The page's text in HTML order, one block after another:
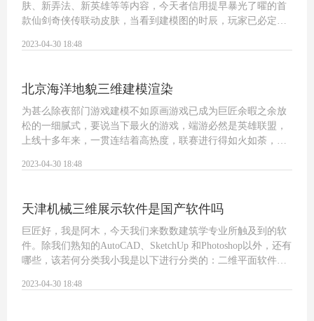
肤、新弄法、新英雄等等内容，今天者信用提早暴光了曜的首
款仙剑奇侠传联动皮肤，当看到建模图的时辰，玩家已必定入
摆布，每当新赛季开启前城市一些新赛…
2023-04-30 18:48
北京海洋地貌三维建模渲染
为甚么除夜部门游戏建模不如原画游戏已成为巨匠余暇之余放
松的一细腻式，要说当下最火的游戏，端游必然是英雄联盟，
上线十多年来，一贯连结着高热度，联赛进行得如火如荼，新
具有属于自己的职业赛事，当下年青人几…
2023-04-30 18:48
天津机械三维展示软件是国产软件吗
巨匠好，我是阿木，今天我们来数数建筑学专业所触及到的软
件。除我们熟知的AutoCAD、SketchUp 和Photoshop以外，还有
哪些，该若何分类我小我是以下进行分类的：二维平面软件三
软件建筑设计经常操作编程成措辞其他L…
2023-04-30 18:48